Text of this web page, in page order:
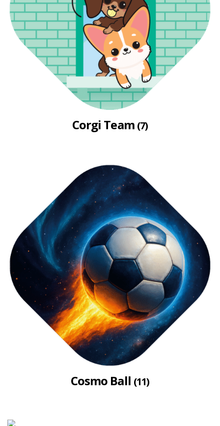
Corgi Team (7)
Cosmo Ball (11)